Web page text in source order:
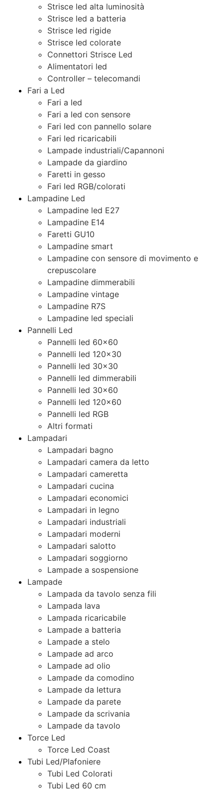
Strisce led alta luminosità
Strisce led a batteria
Strisce led rigide
Strisce led colorate
Connettori Strisce Led
Alimentatori led
Controller – telecomandi
Fari a Led
Fari a led
Fari a led con sensore
Fari led con pannello solare
Fari led ricaricabili
Lampade industriali/Capannoni
Lampade da giardino
Faretti in gesso
Fari led RGB/colorati
Lampadine Led
Lampadine led E27
Lampadine E14
Faretti GU10
Lampadine smart
Lampadine con sensore di movimento e
crepuscolare
Lampadine dimmerabili
Lampadine vintage
Lampadine R7S
Lampadine led speciali
Pannelli Led
Pannelli led 60×60
Pannelli led 120×30
Pannelli led 30×30
Pannelli led dimmerabili
Pannelli led 30×60
Pannelli led 120×60
Pannelli led RGB
Altri formati
Lampadari
Lampadari bagno
Lampadari camera da letto
Lampadari cameretta
Lampadari cucina
Lampadari economici
Lampadari in legno
Lampadari industriali
Lampadari moderni
Lampadari salotto
Lampadari soggiorno
Lampade a sospensione
Lampade
Lampada da tavolo senza fili
Lampada lava
Lampada ricaricabile
Lampade a batteria
Lampade a stelo
Lampade ad arco
Lampade ad olio
Lampade da comodino
Lampade da lettura
Lampade da parete
Lampade da scrivania
Lampade da tavolo
Torce Led
Torce Led Coast
Tubi Led/Plafoniere
Tubi Led Colorati
Tubi Led 60 cm